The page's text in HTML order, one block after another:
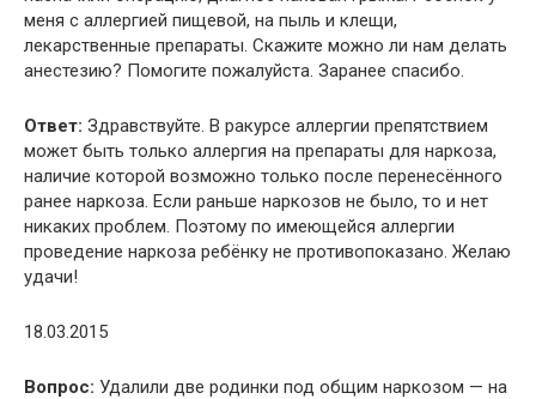
меня с аллергией пищевой, на пыль и клещи,
лекарственные препараты. Скажите можно ли нам делать
анестезию? Помогите пожалуйста. Заранее спасибо.
Ответ: Здравствуйте. В ракурсе аллергии препятствием
может быть только аллергия на препараты для наркоза,
наличие которой возможно только после перенесённого
ранее наркоза. Если раньше наркозов не было, то и нет
никаких проблем. Поэтому по имеющейся аллергии
проведение наркоза ребёнку не противопоказано. Желаю
удачи!
18.03.2015
Вопрос: Удалили две родинки под общим наркозом — на